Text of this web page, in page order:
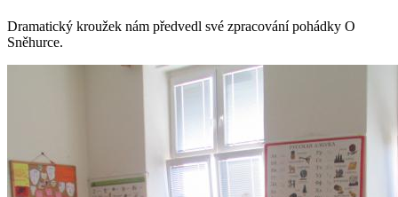
Dramatický kroužek nám předvedl své zpracování pohádky O
Sněhurce.